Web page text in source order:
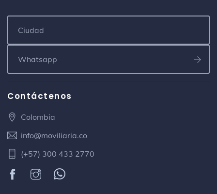
Contáctenos
Colombia
info@moviliaria.co
(+57) 300 433 2770